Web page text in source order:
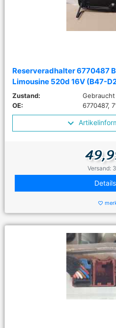
Reserveradhalter 6770487
Limousine 520d 16V (B47-
Zustand:
Gebraucht
OE:
6770487,
Versand:
Details
favorite_border